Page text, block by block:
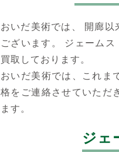
おいだ美術では、 開廊
ございます。 ジェーム
買取しております。
おいだ美術では、これま
格をご連絡させていただ
ます。
ジェ